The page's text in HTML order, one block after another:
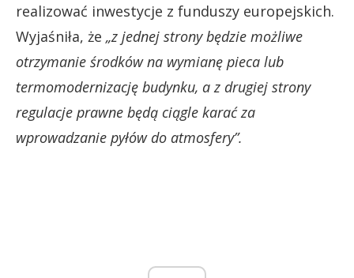
realizować inwestycje z funduszy europejskich.
Wyjaśniła, że „z jednej strony będzie możliwe
otrzymanie środków na wymianę pieca lub
termomodernizację budynku, a z drugiej strony
regulacje prawne będą ciągle karać za
wprowadzanie pyłów do atmosfery”.